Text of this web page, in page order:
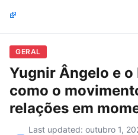
GERAL
Yugnir Ângelo e
como o
relações em
Last updated: outubro 1,